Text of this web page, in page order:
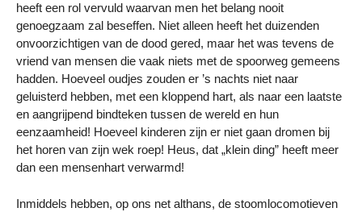
heeft een rol vervuld waarvan men het belang nooit
genoegzaam zal beseffen. Niet alleen heeft het duizenden
onvoorzichtigen van de dood gered, maar het was tevens de
vriend van mensen die vaak niets met de spoorweg gemeens
hadden. Hoeveel oudjes zouden er ’s nachts niet naar
geluisterd hebben, met een kloppend hart, als naar een laatste
en aangrijpend bindteken tussen de wereld en hun
eenzaamheid! Hoeveel kinderen zijn er niet gaan dromen bij
het horen van zijn wek roep! Heus, dat „klein ding” heeft meer
dan een mensenhart verwarmd!
Inmiddels hebben, op ons net althans, de stoomlocomotieven